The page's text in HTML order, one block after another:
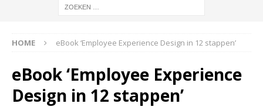
HOME eBook ‘Employee Experience Design in 12 stappen’
eBook ‘Employee Experience
Design in 12 stappen’